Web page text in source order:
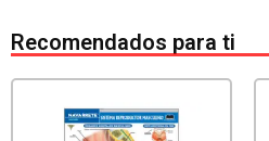
Recomendados para ti